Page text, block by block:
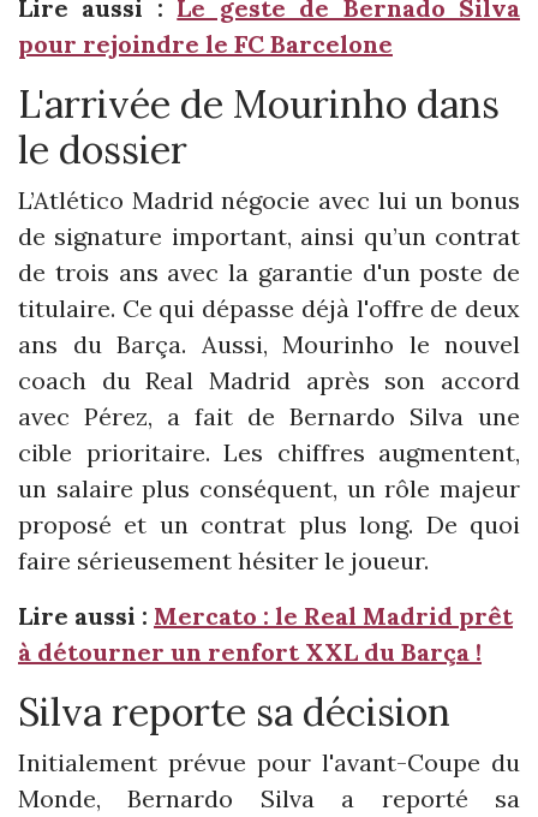
Lire aussi : Le geste de Bernado Silva
pour rejoindre le FC Barcelone
L'arrivée de Mourinho dans
le dossier
L’Atlético Madrid négocie avec lui un bonus
de signature important, ainsi qu’un contrat
de trois ans avec la garantie d'un poste de
titulaire. Ce qui dépasse déjà l'offre de deux
ans du Barça. Aussi, Mourinho le nouvel
coach du Real Madrid après son accord
avec Pérez, a fait de Bernardo Silva une
cible prioritaire. Les chiffres augmentent,
un salaire plus conséquent, un rôle majeur
proposé et un contrat plus long. De quoi
faire sérieusement hésiter le joueur.
Lire aussi : Mercato : le Real Madrid prêt
à détourner un renfort XXL du Barça !
Silva reporte sa décision
Initialement prévue pour l'avant-Coupe du
Monde, Bernardo Silva a reporté sa